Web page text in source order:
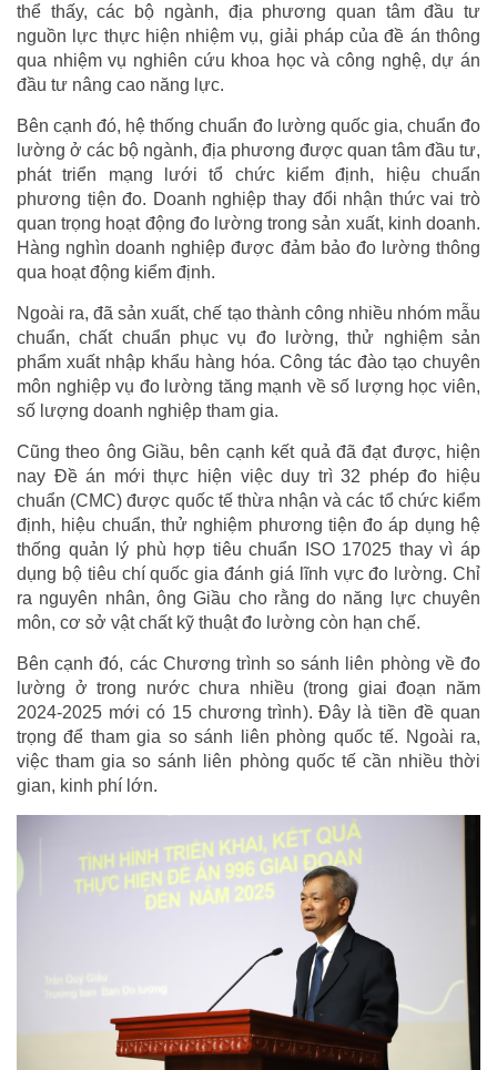
thể thấy, các bộ ngành, địa phương quan tâm đầu tư
nguồn lực thực hiện nhiệm vụ, giải pháp của đề án thông
qua nhiệm vụ nghiên cứu khoa học và công nghệ, dự án
đầu tư nâng cao năng lực.
Bên cạnh đó, hệ thống chuẩn đo lường quốc gia, chuẩn đo
lường ở các bộ ngành, địa phương được quan tâm đầu tư,
phát triển mạng lưới tổ chức kiểm định, hiệu chuẩn
phương tiện đo. Doanh nghiệp thay đổi nhận thức vai trò
quan trọng hoạt động đo lường trong sản xuất, kinh doanh.
Hàng nghìn doanh nghiệp được đảm bảo đo lường thông
qua hoạt động kiểm định.
Ngoài ra, đã sản xuất, chế tạo thành công nhiều nhóm mẫu
chuẩn, chất chuẩn phục vụ đo lường, thử nghiệm sản
phẩm xuất nhập khẩu hàng hóa. Công tác đào tạo chuyên
môn nghiệp vụ đo lường tăng mạnh về số lượng học viên,
số lượng doanh nghiệp tham gia.
Cũng theo ông Giầu, bên cạnh kết quả đã đạt được, hiện
nay Đề án mới thực hiện việc duy trì 32 phép đo hiệu
chuẩn (CMC) được quốc tế thừa nhận và các tổ chức kiểm
định, hiệu chuẩn, thử nghiệm phương tiện đo áp dụng hệ
thống quản lý phù hợp tiêu chuẩn ISO 17025 thay vì áp
dụng bộ tiêu chí quốc gia đánh giá lĩnh vực đo lường. Chỉ
ra nguyên nhân, ông Giầu cho rằng do năng lực chuyên
môn, cơ sở vật chất kỹ thuật đo lường còn hạn chế.
Bên cạnh đó, các Chương trình so sánh liên phòng về đo
lường ở trong nước chưa nhiều (trong giai đoạn năm
2024-2025 mới có 15 chương trình). Đây là tiền đề quan
trọng để tham gia so sánh liên phòng quốc tế. Ngoài ra,
việc tham gia so sánh liên phòng quốc tế cần nhiều thời
gian, kinh phí lớn.